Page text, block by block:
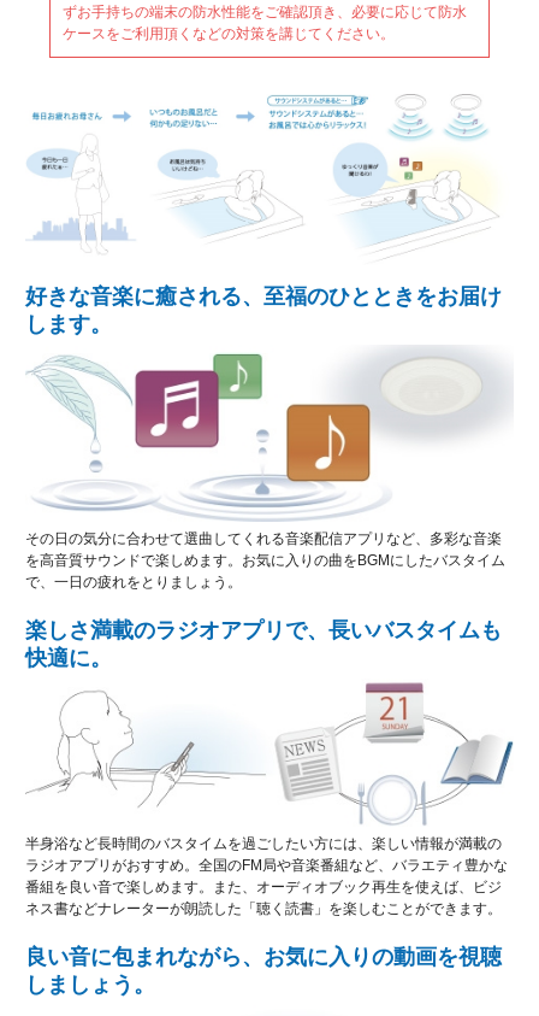
ずお手持ちの端末の防水性能をご確認頂き、必要に応じて防水
ケースをご利用頂くなどの対策を講じてください。
好きな音楽に癒される、至福のひとときをお届け
します。
その日の気分に合わせて選曲してくれる音楽配信アプリなど、多彩な音楽
を高音質サウンドで楽しめます。お気に入りの曲をBGMにしたバスタイム
で、一日の疲れをとりましょう。
楽しさ満載のラジオアプリで、長いバスタイムも
快適に。
半身浴など長時間のバスタイムを過ごしたい方には、楽しい情報が満載の
ラジオアプリがおすすめ。全国のFM局や音楽番組など、バラエティ豊かな
番組を良い音で楽しめます。また、オーディオブック再生を使えば、ビジ
ネス書などナレーターが朗読した「聴く読書」を楽しむことができます。
良い音に包まれながら、お気に入りの動画を視聴
しましょう。